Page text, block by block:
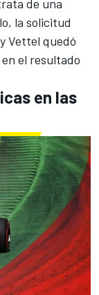
de una
la solicitud
Vettel quedó
el resultado
en las